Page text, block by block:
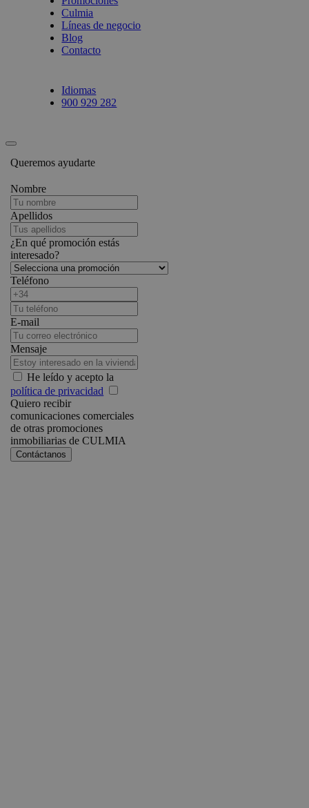
Culmia
Líneas de negocio
Blog
Contacto
Idiomas
900 929 282
Queremos ayudarte
Nombre
Apellidos
¿En qué promoción estás
interesado?
Teléfono
E-mail
Mensaje
He leído y acepto la
política de privacidad
Quiero recibir
comunicaciones comerciales
de otras promociones
inmobiliarias de CULMIA